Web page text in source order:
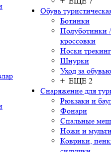
Обувь
Ботинки
Полуботинки /
кроссовки
Носки
Шнурки
Уход за обувью
+ ЕЩЕ 2
Снаряжение для
Рюкзаки и
Фонари
Спальные
Ножи и
Коврики,